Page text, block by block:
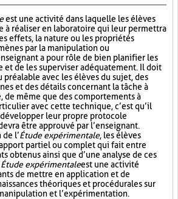
est une activité dans laquelle les élèves
à réaliser en laboratoire qui leur permettra
effets, la nature ou les propriétés
par la manipulation ou
a pour rôle de bien planifier les
et de les superviser adéquatement. Il doit
avec les élèves du sujet, des
et des détails concernant la tâche à
de même que des comportements à
avec cette technique, c’est qu’il
leur propre protocole
être approuvé par l’enseignant.
l’Étude expérimentale, les élèves
partiel ou complet qui fait entre
obtenus ainsi que d’une analyse de ces
Étude expérimentaleest une activité
de mettre en application et de
théoriques et procédurales sur
et l’expérimentation.